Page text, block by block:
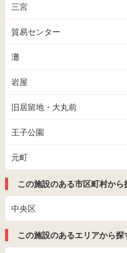
三宮
貿易センター
灘
岩屋
旧居留地・大丸前
王子公園
元町
この施設のある市区町村から
中央区
この施設のあるエリアから探